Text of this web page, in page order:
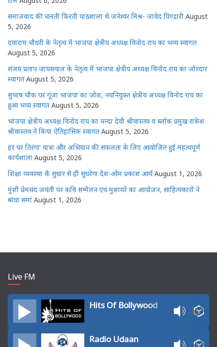
समाजवाद की चलती फिरती पाठशाला थे जनेश्वर मिश्र- जावेद पिण्डारी August
5, 2026
दयाराम चौधरी के नेतृत्व में भाजपा क्षेत्रीय अध्यक्ष विनोद राय का भव्य स्वागत
August 5, 2026
संजय प्रताप जायसवाल के नेतृत्व में भाजपा क्षेत्रीय अध्यक्ष विनोद राय का जोरदार
स्वागत August 5, 2026
सुभाष चौक पर गूंजा भाजपा का जोश, नवनियुक्त क्षेत्रीय अध्यक्ष विनोद राय का
हुआ भव्य स्वागत August 5, 2026
भाजपा क्षेत्रीय अध्यक्ष विनोद राय का चन्दा देवी श्रीवास्तव व ब्लॉक प्रमुख राकेश
श्रीवास्तव ने किया ऐतिहासिक स्वागत August 5, 2026
हर घर तिरंगा’ यात्रा और अभियान की सफलता के लिए आयोजित हुई महत्वपूर्ण
कार्यशाला August 5, 2026
शिक्षा व्यवस्था के सुधार से ही सुधरेगा देश-ओम प्रकाश आर्य August 1, 2026
मुंशी प्रेमचंद जयंती पर कवि सम्मेलन एवं मुशायरे का आयोजन, साहित्यकारों ने
बांधा समां August 1, 2026
Live FM
Hits Of Bollywood
Radio Udaan